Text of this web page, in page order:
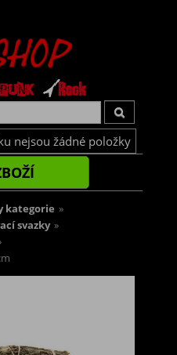
nejsou žádné položky
kategorie »
svazky »